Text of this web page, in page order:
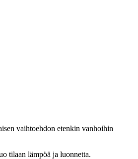
vaihtoehdon etenkin vanhoihin
tilaan lämpöä ja luonnetta.